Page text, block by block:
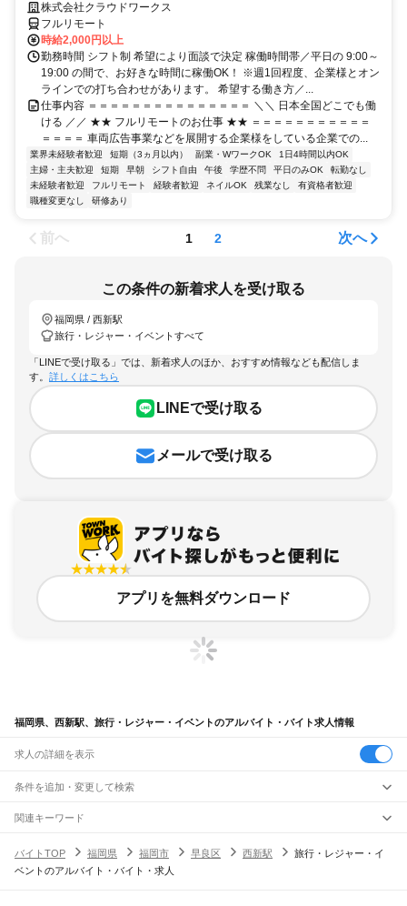
働30時間で安定収入！
株式会社クラウドワークス
フルリモート
時給2,000円以上
勤務時間 シフト制 希望により面談で決定 稼働時間帯／平日の 9:00～
19:00 の間で、お好きな時間に稼働OK！ ※週1回程度、企業様とオン
ラインでの打ち合わせがあります。 希望する働き方／...
仕事内容 ＝＝＝＝＝＝＝＝＝＝＝＝＝＝＝ ＼＼ 日本全国どこでも働
ける ／／ ★★ フルリモートのお仕事 ★★ ＝＝＝＝＝＝＝＝＝＝＝
＝＝＝＝ 車両広告事業などを展開する企業様をしている企業での...
業界未経験者歓迎 短期（3ヵ月以内） 副業・WワークOK
1日4時間以内OK
主婦・主夫歓迎
短期 早朝 シフト自由 午後 学歴不問 平日のみOK
転勤なし
未経験者歓迎
フルリモート 経験者歓迎 ネイルOK 残業なし
有資格者歓迎
職種変更なし
研修あり
前へ 1 2 次へ
この条件の新着求人を受け取る
福岡県 / 西新駅
旅行・レジャー・イベントすべて
「LINEで受け取る」では、新着求人のほか、おすすめ情報なども配信しま
す。 詳しくはこちら
LINEで受け取る
メールで受け取る
アプリを無料ダウンロード
福岡県、西新駅、旅行・レジャー・イベントのアルバイト・バイト求人情報
求人の詳細を表示
条件を追加・変更して検索
市区町村を追加・変更
福岡県すべて
北九州市すべて
駅を追加・変更
職種を追加・変更
関連キーワード
バイトTOP
福岡県 福岡市 早良区 西新駅
旅行・レジャー・イ
ベントのアルバイト・バイト・求人